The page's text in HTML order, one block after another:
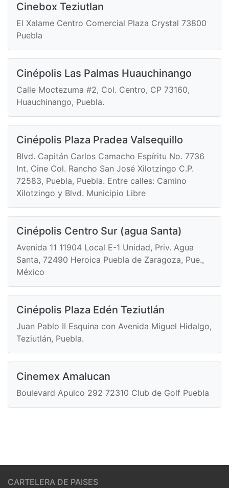
Cinebox Teziutlan
El Xalame Centro Comercial Plaza Crystal 73800
Puebla
Cinépolis Las Palmas Huauchinango
Calle Moctezuma #2, Col. Centro, CP 73160,
Huauchinango, Puebla.
Cinépolis Plaza Pradea Valsequillo
Blvd. Capitán Carlos Camacho Espíritu No. 7736
Int. Cine Col. Rancho San José Xilotzingo C.P.
72583, Puebla, Puebla. Entre calles: Camino
Xilotzingo y Blvd. Municipio Libre
Cinépolis Centro Sur (agua Santa)
Avenida 11 11904 Local E-1 Unidad, Priv. Agua
Santa, 72490 Heroica Puebla de Zaragoza, Pue.,
México
Cinépolis Plaza Edén Teziutlán
Juan Pablo II Esquina con Avenida Miguel Hidalgo,
Teziutlán, Puebla.
Cinemex Amalucan
Boulevard Apulco 292 72310 Club de Golf Puebla
CARTELERA DE PAISES